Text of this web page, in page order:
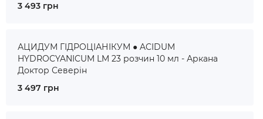
3 493 грн
АЦИДУМ ГІДРОЦІАНІКУМ ● ACIDUM
HYDROCYANICUM LM 23 розчин 10 мл - Аркана
Доктор Северін
3 497 грн